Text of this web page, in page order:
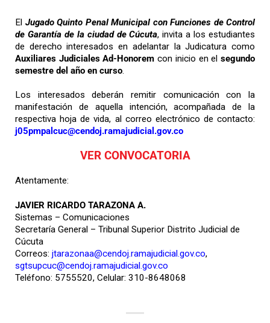
El Jugado Quinto Penal Municipal con Funciones de Control
de Garantía de la ciudad de Cúcuta, invita a los estudiantes
de derecho interesados en adelantar la Judicatura como
Auxiliares Judiciales Ad-Honorem con inicio en elsegundo
semestre del año en curso
Los interesados deberán remitir comunicación con la
manifestación de aquella intención, acompañada de la
respectiva hoja de vida, al correo electrónico de contacto:
j05pmpalcuc@cendoj.ramajudicial.gov.co
VER CONVOCATORIA
Atentamente:
JAVIER RICARDO TARAZONA A.
Sistemas – Comunicaciones
Secretaría General – Tribunal Superior Distrito Judicial de
Cúcuta
Correos: jtarazonaa@cendoj.ramajudicial.gov.co,
sgtsupcuc@cendoj.ramajudicial.gov.co
Teléfono: 5755520, Celular: 310-8648068